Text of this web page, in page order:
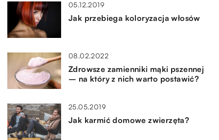
05.12.2019
Jak przebiega koloryzacja włosów
08.02.2022
Zdrowsze zamienniki mąki pszennej
– na który z nich warto postawić?
25.05.2019
Jak karmić domowe zwierzęta?